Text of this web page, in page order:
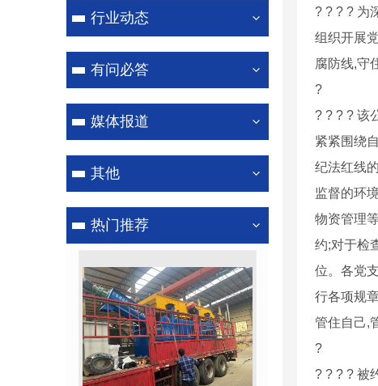
洗轮机
行业动态
有问必答
媒体报道
其他
热门推荐
? ? ? ? 为
组织开展
腐防线,守
?
? ? ? ? 该
紧紧围绕
纪法红线
监督的环
物资管理
约;对于检
位。各党
行各项规
管住自己,
?
? ? ? ? 被